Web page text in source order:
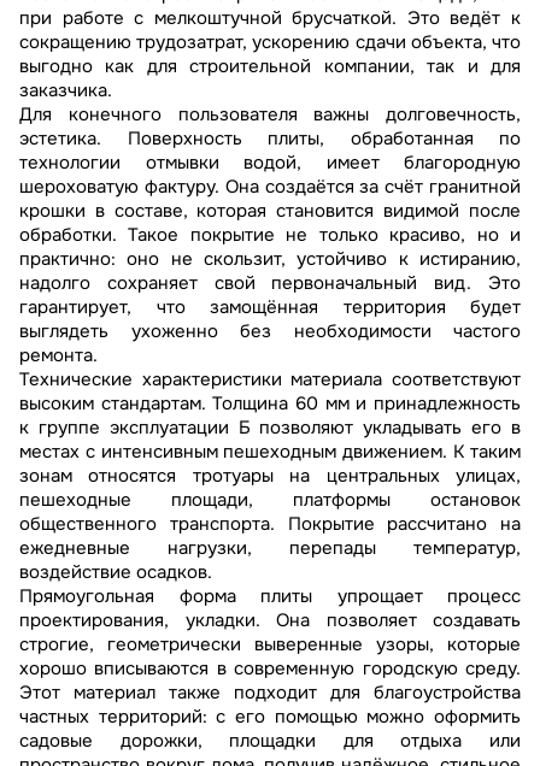
при работе с мелкоштучной брусчаткой. Это ведёт к
сокращению трудозатрат, ускорению сдачи объекта, что
выгодно как для строительной компании, так и для
заказчика.
Для конечного пользователя важны долговечность,
эстетика. Поверхность плиты, обработанная по
технологии отмывки водой, имеет благородную
шероховатую фактуру. Она создаётся за счёт гранитной
крошки в составе, которая становится видимой после
обработки. Такое покрытие не только красиво, но и
практично: оно не скользит, устойчиво к истиранию,
надолго сохраняет свой первоначальный вид. Это
гарантирует, что замощённая территория будет
выглядеть ухоженно без необходимости частого
ремонта.
Технические характеристики материала соответствуют
высоким стандартам. Толщина 60 мм и принадлежность
к группе эксплуатации Б позволяют укладывать его в
местах с интенсивным пешеходным движением. К таким
зонам относятся тротуары на центральных улицах,
пешеходные площади, платформы остановок
общественного транспорта. Покрытие рассчитано на
ежедневные нагрузки, перепады температур,
воздействие осадков.
Прямоугольная форма плиты упрощает процесс
проектирования, укладки. Она позволяет создавать
строгие, геометрически выверенные узоры, которые
хорошо вписываются в современную городскую среду.
Этот материал также подходит для благоустройства
частных территорий: с его помощью можно оформить
садовые дорожки, площадки для отдыха или